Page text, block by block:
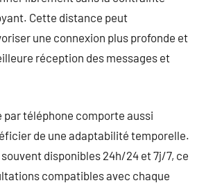
Cette distance peut
une connexion plus profonde et
réception des messages et
par téléphone comporte aussi
de une adaptabilité temporelle.
disponibles 24h/24 et 7j/7, ce
compatibles avec chaque